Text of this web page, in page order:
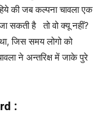
की जब कल्पना चावला एक
जा सकती है तो वो क्यू नहीं?
जिस समय लोगो को
ने अन्तरिक्ष में जाके पुरे
: